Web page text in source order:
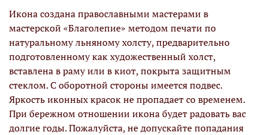
Икона создана православными мастерами в
мастерской «Благолепие» методом печати по
натуральному льняному холсту, предварительно
подготовленному как художественный холст,
вставлена в раму или в киот, покрыта защитным
стеклом. С оборотной стороны имеется подвес.
Яркость иконных красок не пропадает со временем.
При бережном отношении икона будет радовать вас
долгие годы. Пожалуйста, не допускайте попадания